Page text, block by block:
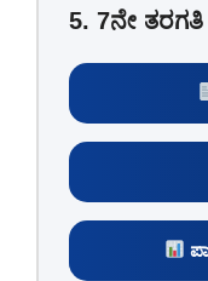
5. 7ನೇ ತರಗತಿ